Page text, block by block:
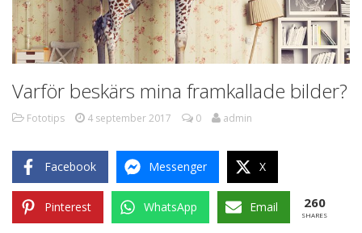
Varför beskärs mina framkallade bilder?
Fototips 4 september 2017 0 admin
Facebook Messenger X
Pinterest WhatsApp Email 260
SHARES